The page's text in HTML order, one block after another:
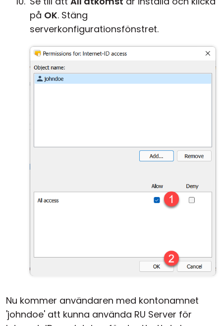
på OK. Stäng
serverkonfigurationsfönstret.
Nu kommer användaren med kontonamnet
'johndoe' att kunna använda RU Server för